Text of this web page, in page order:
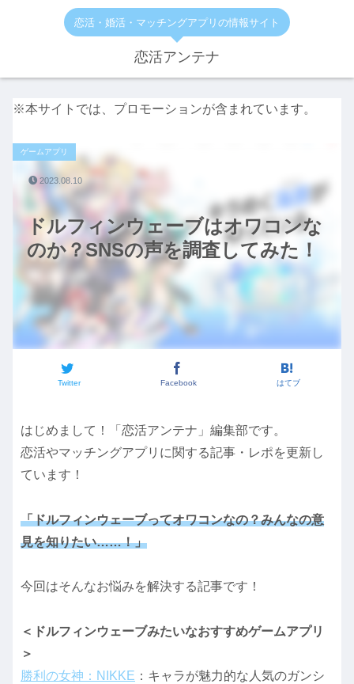
恋活・婚活・マッチングアプリの情報サイト
恋活アンテナ
※本サイトでは、プロモーションが含まれています。
ドルフィンウェーブはオワコンな
のか？SNSの声を調査してみた！
ゲームアプリ
Twitter Facebook はてブ
2023.08.10
はじめまして！「恋活アンテナ」編集部です。
恋活やマッチングアプリに関する記事・レポを更新し
ています！
「ドルフィンウェーブってオワコンなの？みんなの意
見を知りたい……！」
今回はそんなお悩みを解決する記事です！
＜ドルフィンウェーブみたいなおすすめゲームアプリ
＞
勝利の女神：NIKKE ：キャラが魅力的な人気のガンシ